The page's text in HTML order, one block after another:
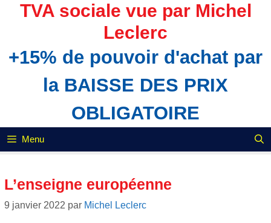
TVA sociale vue par Michel
Leclerc
+15% de pouvoir d'achat par
la BAISSE DES PRIX
OBLIGATOIRE
Menu
L’enseigne européenne
9 janvier 2022 par Michel Leclerc